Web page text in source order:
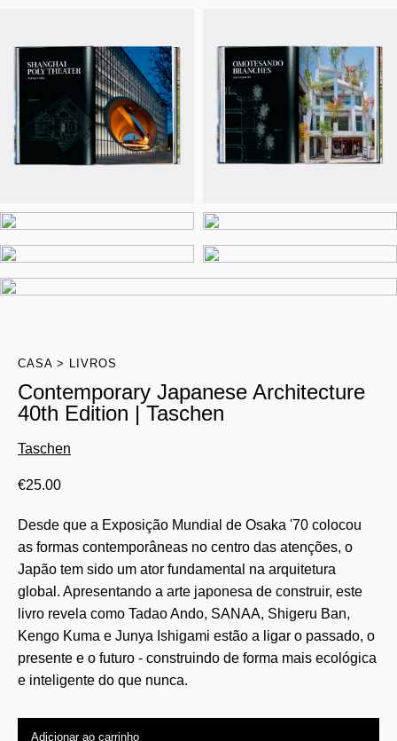
CASA LIVROS
Contemporary Japanese Architecture
40th Edition | Taschen
Taschen
€25.00
Desde que a Exposição Mundial de Osaka '70 colocou
as formas contemporâneas no centro das atenções, o
Japão tem sido um ator fundamental na arquitetura
global. Apresentando a arte japonesa de construir, este
livro revela como Tadao Ando, SANAA, Shigeru Ban,
Kengo Kuma e Junya Ishigami estão a ligar o passado, o
presente e o futuro - construindo de forma mais ecológica
e inteligente do que nunca.
Adicionar ao carrinho